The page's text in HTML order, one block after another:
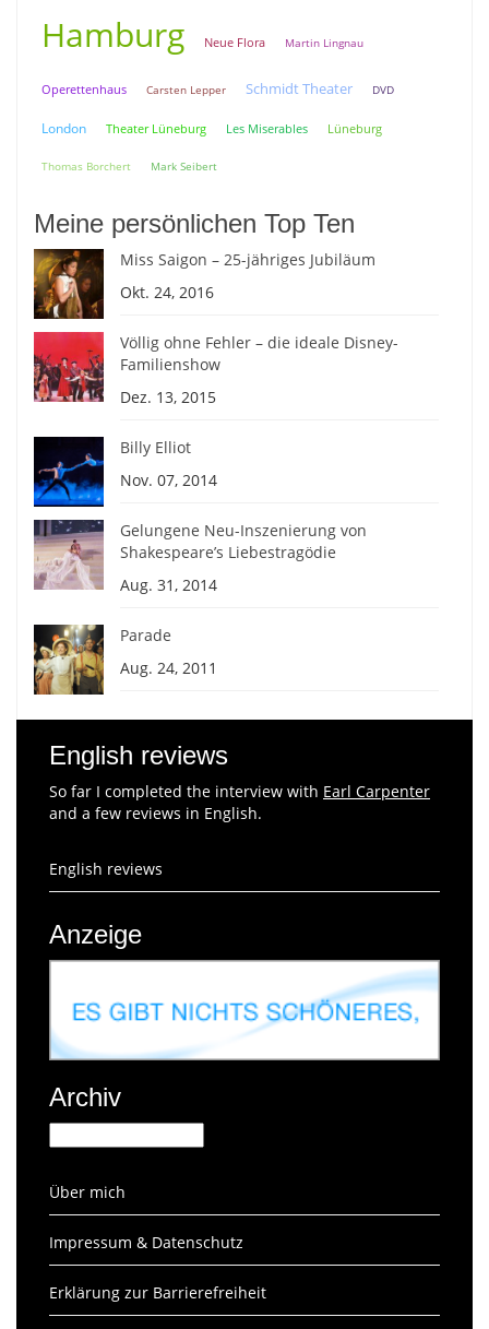
Hamburg Neue Flora Martin Lingnau
Operettenhaus Carsten Lepper Schmidt Theater DVD
London Theater Lüneburg Les Miserables Lüneburg
Thomas Borchert Mark Seibert
Meine persönlichen Top Ten
Miss Saigon – 25-jähriges Jubiläum
Okt. 24, 2016
Völlig ohne Fehler – die ideale Disney-
Familienshow
Dez. 13, 2015
Billy Elliot
Nov. 07, 2014
Gelungene Neu-Inszenierung von
Shakespeare’s Liebestragödie
Aug. 31, 2014
Parade
Aug. 24, 2011
English reviews
So far I completed the interview with Earl Carpenter
and a few reviews in English.
English reviews
Anzeige
Archiv
Über mich
Impressum & Datenschutz
Erklärung zur Barrierefreiheit